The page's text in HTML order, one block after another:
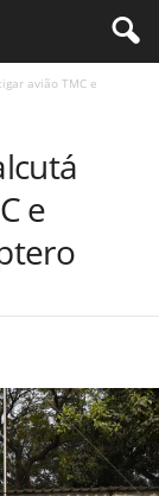
avião TMC e
e